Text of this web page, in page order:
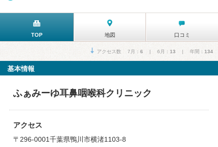
TOP 地図 口コミ
アクセス数 7月： 6 | 6月： 13 | 年間： 134
基本情報
ふぁみーゆ耳鼻咽喉科クリニック
アクセス
〒296-0001千葉県鴨川市横渚1103-8